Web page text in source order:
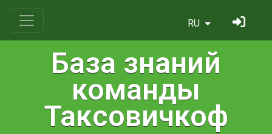
RU
База знаний
команды
Таксовичкоф